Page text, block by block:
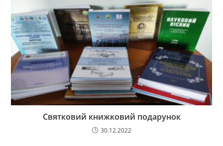
Святковий книжковий подарунок
30.12.2022